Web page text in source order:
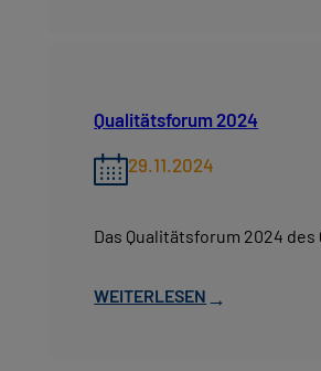
Qualitätsforum 2024
29.11.2024
Das Qualitätsforum 2024
WEITERLESEN →